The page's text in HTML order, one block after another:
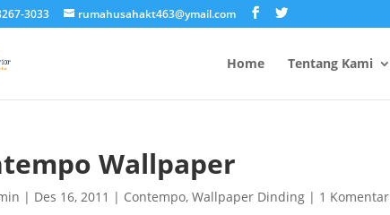
3033 rumahusahakt463@ymail.com
Home Tentang Kami
Wallpaper
| Des 16, 2011 | Contempo,Wallpaper Dinding | 1 Komentar